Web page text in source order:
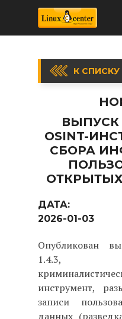
К
ВЫПУСК
OSINT-
СБОРА
ДАТА:
2026-01-03
Опубликован
1.4.3,
инструмент,
записи
данных